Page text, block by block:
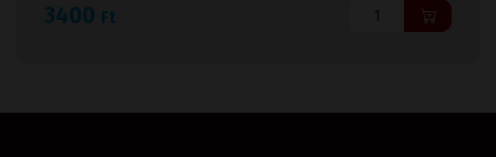
3400 Ft